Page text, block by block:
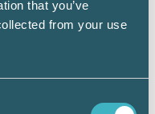
that you’ve
from your use